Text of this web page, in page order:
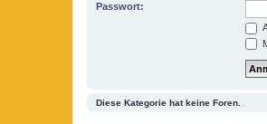
Passwort:
Diese Kategorie hat keine Foren.